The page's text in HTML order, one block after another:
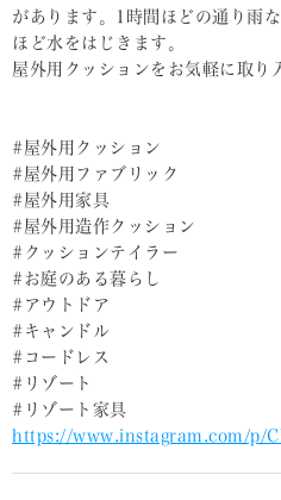
があります。1時間ほどの通り雨
ほど水をはじきます。
屋外用クッションをお気軽に取り
#屋外用クッション
#屋外用ファブリック
#屋外用家具
#屋外用造作クッション
#クッションテイラー
#お庭のある暮らし
#アウトドア
#キャンドル
#コードレス
#リゾート
#リゾート家具
https://www.instagram.com/p/